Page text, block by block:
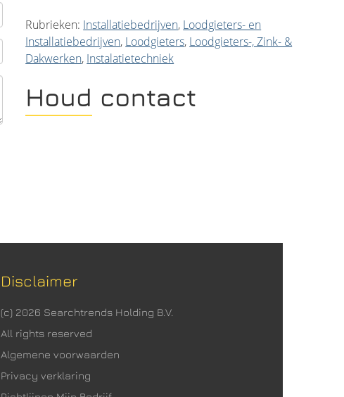
Rubrieken: Installatiebedrijven, Loodgieters- en
Installatiebedrijven, Loodgieters, Loodgieters-, Zink- &
Dakwerken, Instalatietechniek
Houd contact
Disclaimer
(c) 2026 Searchtrends Holding B.V.
All rights reserved
Algemene voorwaarden
Privacy verklaring